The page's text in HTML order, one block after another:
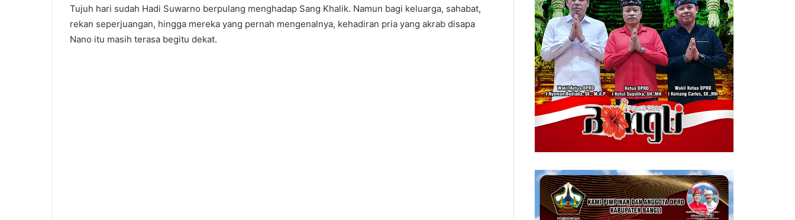
Tujuh hari sudah Hadi Suwarno berpulang menghadap Sang Khalik. Namun bagi keluarga, sahabat,
rekan seperjuangan, hingga mereka yang pernah mengenalnya, kehadiran pria yang akrab disapa
Nano itu masih terasa begitu dekat.